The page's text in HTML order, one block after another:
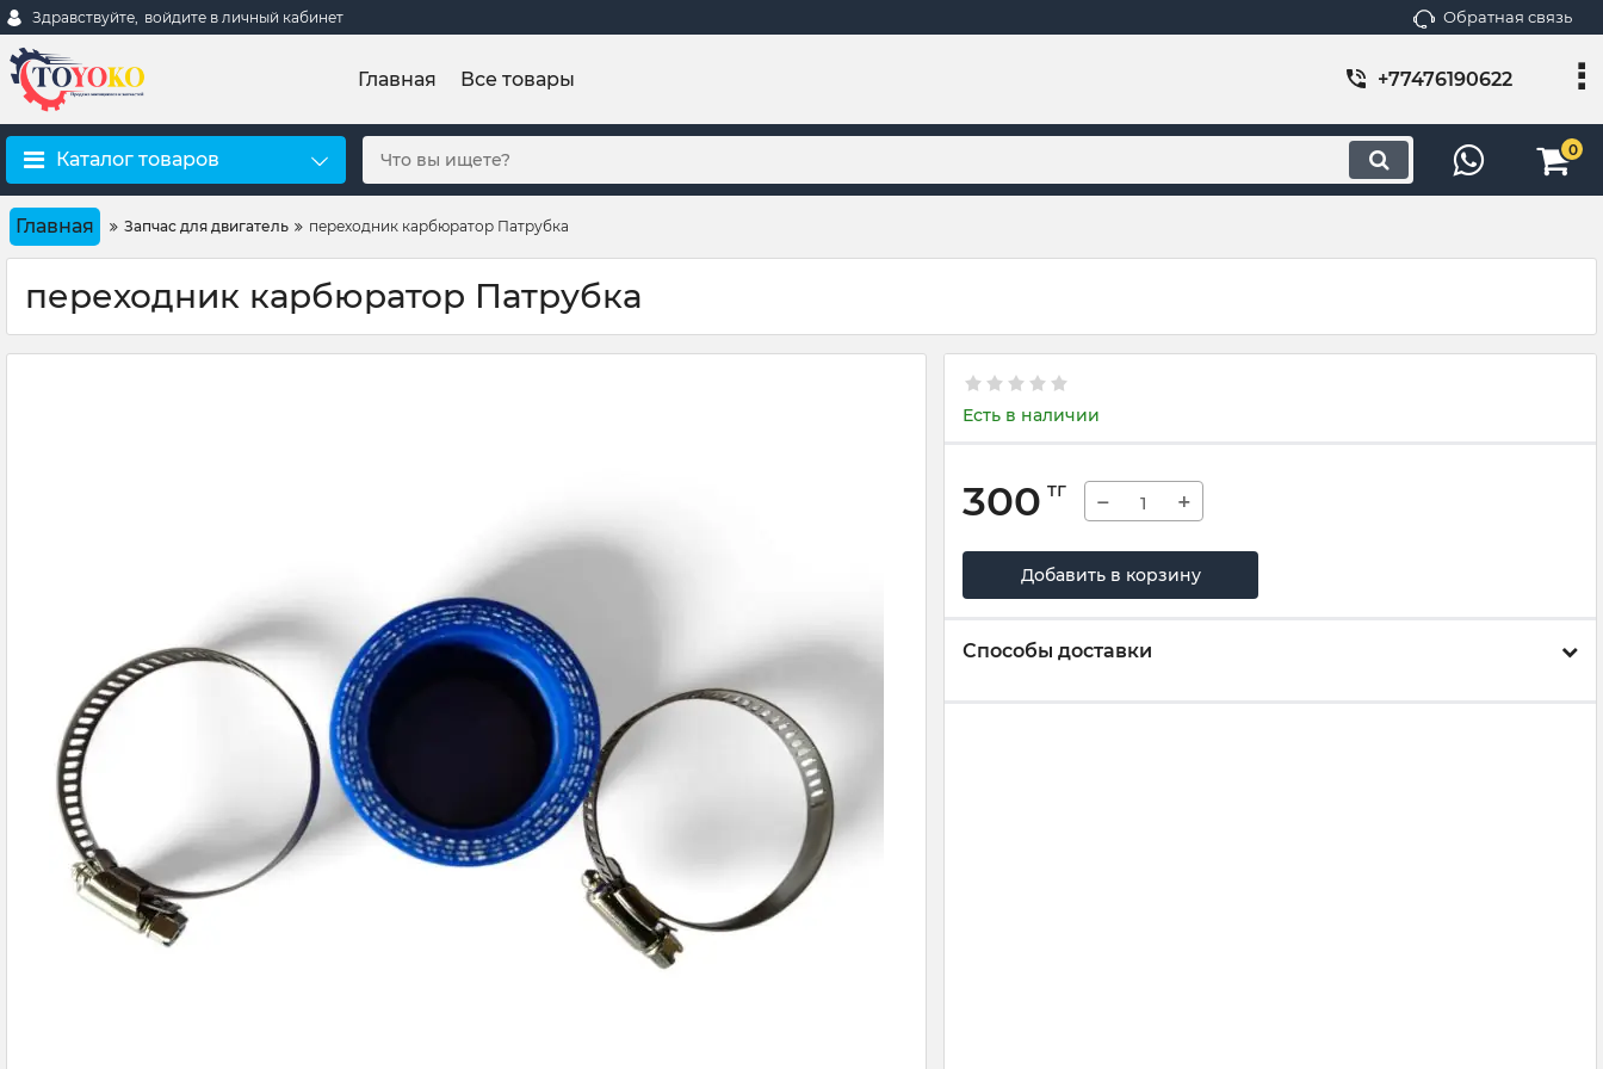
Здравствуйте, войдите в личный кабинет Обратная связь
Главная Все товары +77476190622
Каталог товаров 0
Главная Запчас для двигатель переходник карбюратор Патрубка
переходник карбюратор Патрубка
Есть в наличии
300 тг − +
Добавить в корзину
Способы доставки